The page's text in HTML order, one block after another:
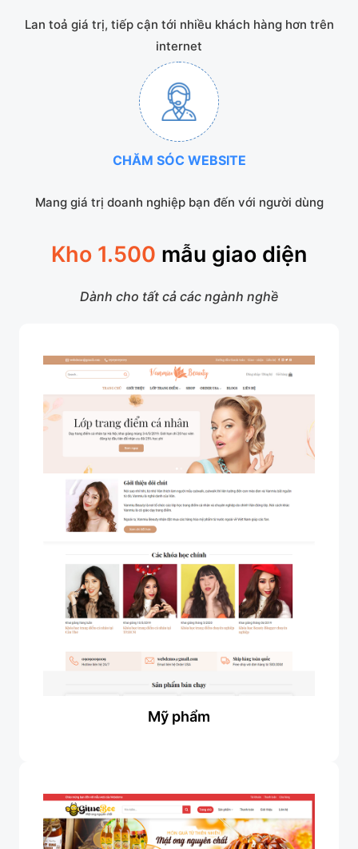
Lan toả giá trị, tiếp cận tới nhiều khách hàng hơn trên
internet
CHĂM SÓC WEBSITE
Mang giá trị doanh nghiệp bạn đến với người dùng
Kho 1.500 mẫu giao diện
Dành cho tất cả các ngành nghề
Mỹ phẩm